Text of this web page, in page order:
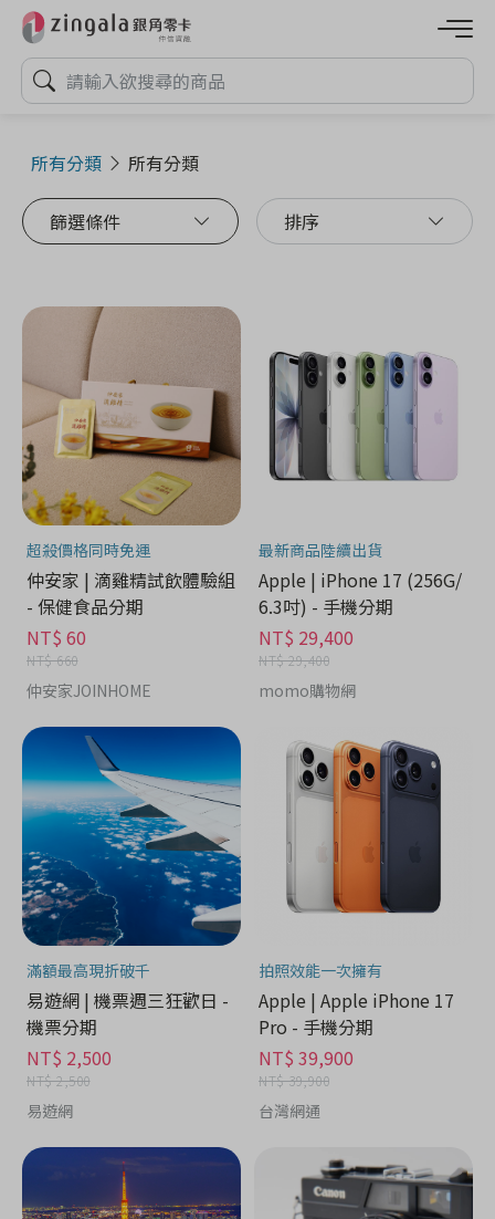
所有分類 所有分類
篩選條件 排序
超殺價格同時免運
仲安家 | 滴雞精試飲體驗組
- 保健食品分期
NT$ 60
NT$ 660
仲安家JOINHOME
最新商品陸續出貨
Apple | iPhone 17 (256G/
6.3吋) - 手機分期
NT$ 29,400
NT$ 29,400
momo購物網
滿額最高現折破千
易遊網 | 機票週三狂歡日 -
機票分期
NT$ 2,500
NT$ 2,500
易遊網
拍照效能一次擁有
Apple | Apple iPhone 17
Pro - 手機分期
NT$ 39,900
NT$ 39,900
台灣網通